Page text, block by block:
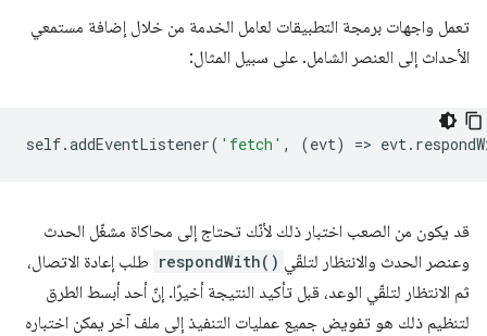
تعمل واجهات برمجة التطبيقات لعامل الخدمة من خلال إضافة مستمعي
الأحداث إلى العنصر الشامل. على سبيل المثال:
self.addEventListener( 'fetch' , (evt) => evt.
قد يكون من الصعب اختبار ذلك لأنّك تحتاج إلى محاكاة مشغّل الحدث
وعنصر الحدث والانتظار لتلقّي respondWith() طلب إعادة الاتصال،
ثم الانتظار لتلقّي الوعد، قبل تأكيد النتيجة أخيرًا. إنّ أحد أبسط الطرق
لتنظيم ذلك هو تفويض جميع عمليات التنفيذ إلى ملف آخر يمكن اختباره